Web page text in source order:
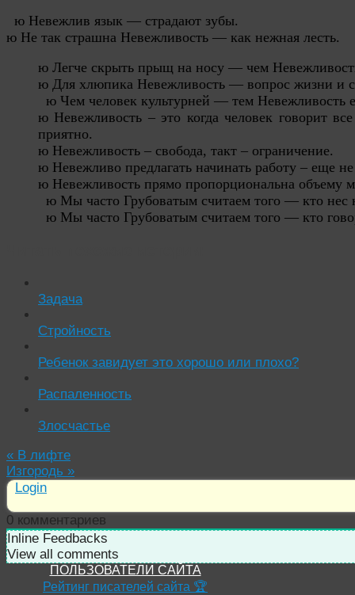
ю Невежлив язык — страдают зубы.
ю Не так страшна Невежливость — как нежная лесть.
ю Легче скрыть прыщ на носу — чем
ю Для хлюпика Невежливость — вопрос жизни и
ю Чем человек культурней — тем Невежливость
ю Невежливость – это когда человек говорит
приятно.
ю Невежливость – свобода, такт – ограничение.
ю Невежливо предлагать начинать работу – еще
ю Невежливость прямо пропорциональна объему
ю Мы часто Грубоватым считаем того — кто нес
ю Мы часто Грубоватым считаем того — кто
Задача
Стройность
Ребенок завидует это хорошо или плохо?
Распаленность
Злосчастье
« В лифте
Изгородь »
Login
0 комментариев
Inline Feedbacks
View all comments
ПОЛЬЗОВАТЕЛИ САЙТА
Рейтинг писателей сайта 🏆